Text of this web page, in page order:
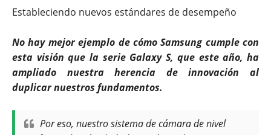
Estableciendo nuevos estándares de desempeño
No hay mejor ejemplo de cómo Samsung cumple con
esta visión que la serie Galaxy S, que este año, ha
ampliado nuestra herencia de innovación al
duplicar nuestros fundamentos.
Por eso, nuestro sistema de cámara de nivel